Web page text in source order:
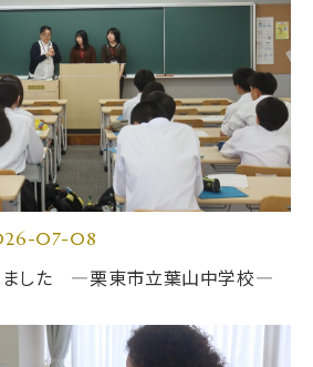
07-08
ました ―栗東市立葉山中学校―